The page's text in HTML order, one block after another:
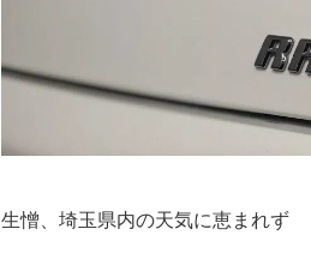
生憎、埼玉県内の天気に恵まれず